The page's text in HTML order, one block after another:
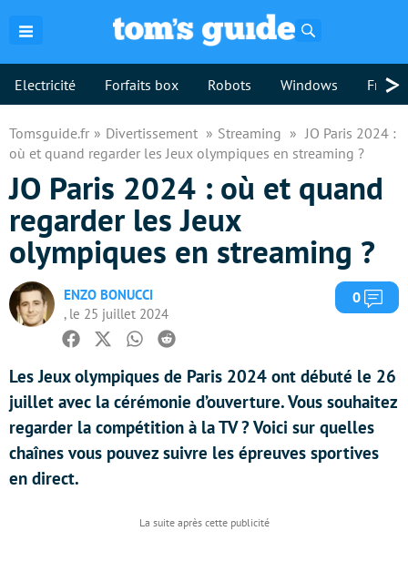
Electricité Forfaits box Robots Windows >
Tomsguide.fr Divertissement Streaming
JO Paris 2024 :
où et quand regarder les Jeux olympiques en streaming ?
JO Paris 2024 : où et quand
regarder les Jeux
olympiques en streaming ?
ENZO BONUCCI
, le 25 juillet 2024
0
Facebook
TwitterWhatsapp
Reddit
Les Jeux olympiques de Paris 2024 ont débuté le 26
juillet avec la cérémonie d’ouverture. Vous souhaitez
regarder la compétition à la TV ? Voici sur quelles
chaînes vous pouvez suivre les épreuves sportives
en direct.